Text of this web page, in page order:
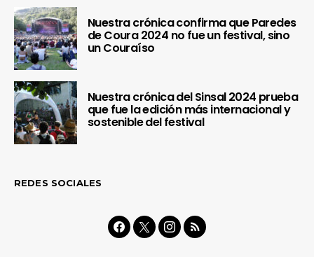
Nuestra crónica confirma que Paredes
de Coura 2024 no fue un festival, sino
un Couraíso
Nuestra crónica del Sinsal 2024 prueba
que fue la edición más internacional y
sostenible del festival
REDES SOCIALES